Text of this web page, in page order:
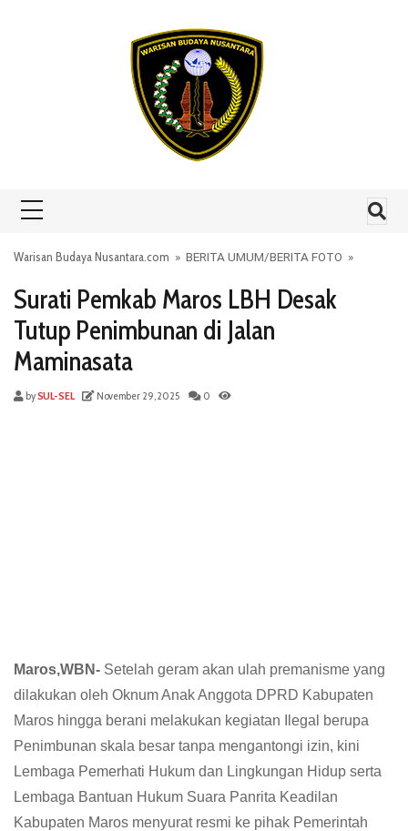
Warisan Budaya Nusantara.com » BERITA UMUM/BERITA FOTO »
Surati Pemkab Maros LBH Desak
Tutup Penimbunan di Jalan
Maminasata
bySUL-SEL November 29, 2025 0
Maros,WBN- Setelah geram akan ulah premanisme yang
dilakukan oleh Oknum Anak Anggota DPRD Kabupaten
Maros hingga berani melakukan kegiatan Ilegal berupa
Penimbunan skala besar tanpa mengantongi izin, kini
Lembaga Pemerhati Hukum dan Lingkungan Hidup serta
Lembaga Bantuan Hukum Suara Panrita Keadilan
Kabupaten Maros menyurat resmi ke pihak Pemerintah